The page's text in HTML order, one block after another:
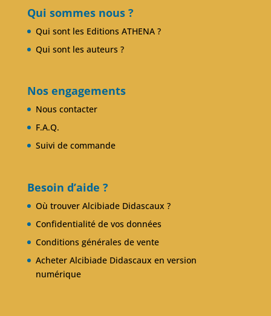
Qui sommes nous ?
Qui sont les Editions ATHENA ?
Qui sont les auteurs ?
Nos engagements
Nous contacter
F.A.Q.
Suivi de commande
Besoin d’aide ?
Où trouver Alcibiade Didascaux ?
Confidentialité de vos données
Conditions générales de vente
Acheter Alcibiade Didascaux en version
numérique